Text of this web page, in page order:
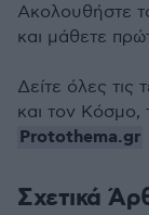
Σχετικά
Ακολουθήστε
και μάθετε
Δείτε όλες τις
και τον Κόσμο,
Protothema.gr